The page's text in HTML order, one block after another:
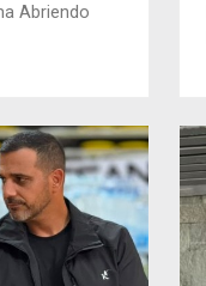
Abriendo